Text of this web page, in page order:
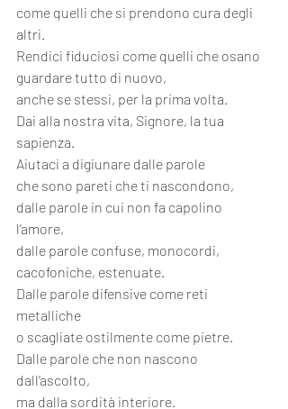
come quelli che si prendono cura degli
altri.
Rendici fiduciosi come quelli che osano
guardare tutto di nuovo,
anche se stessi, per la prima volta.
Dai alla nostra vita, Signore, la tua
sapienza.
Aiutaci a digiunare dalle parole
che sono pareti che ti nascondono,
dalle parole in cui non fa capolino
l’amore,
dalle parole confuse, monocordi,
cacofoniche, estenuate.
Dalle parole difensive come reti
metalliche
o scagliate ostilmente come pietre.
Dalle parole che non nascono
dall’ascolto,
ma dalla sordità interiore.